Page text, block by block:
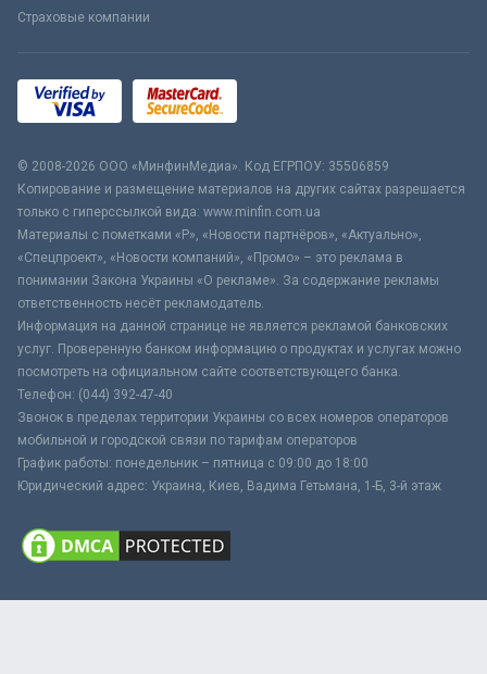
Страховые компании
© 2008-2026 ООО «МинфинМедиа». Код ЕГРПОУ: 35506859
Копирование и размещение материалов на других сайтах разрешается
только с гиперссылкой вида: www.minfin.com.ua
Материалы с пометками «Р», «Новости партнёров», «Актуально»,
«Спецпроект», «Новости компаний», «Промо» – это реклама в
понимании Закона Украины «О рекламе». За содержание рекламы
ответственность несёт рекламодатель.
Информация на данной странице не является рекламой банковских
услуг. Проверенную банком информацию о продуктах и услугах можно
посмотреть на официальном сайте соответствующего банка.
Телефон: (044) 392-47-40
Звонок в пределах территории Украины со всех номеров операторов
мобильной и городской связи по тарифам операторов
График работы: понедельник – пятница с 09:00 до 18:00
Юридический адрес: Украина, Киев, Вадима Гетьмана, 1-Б, 3-й этаж